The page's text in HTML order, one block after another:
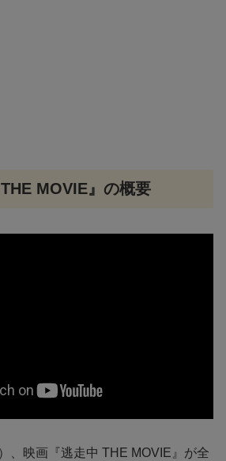
MOVIE』の概要
、映画『逃走中 THE MOVIE』が全